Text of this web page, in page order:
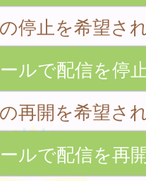
停止を希望さ
ルで配信を停
再開を希望さ
ルで配信を再